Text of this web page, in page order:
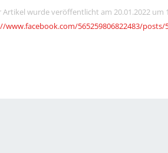
Artikel wurde veröffentlicht am 20.01.2022 um
www.facebook.com/565259806822483/posts/